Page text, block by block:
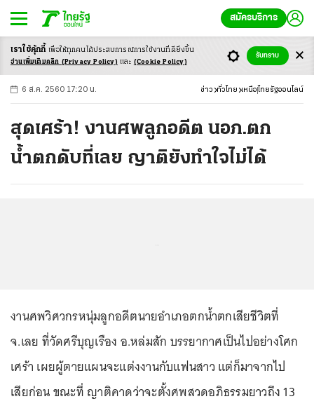
สมัครบริการ
-ก ก ก+
6 ส.ค. 2560 17:20 น. ข่าว ทั่วไทย เหนือ ไทยรัฐออนไลน์
สุดเศร้า! งานศพลูกอดีต นอภ.ตก
น้ำตกดับที่เลย ญาติยังทำใจไม่ได้
งานศพวิศวกรหนุ่มลูกอดีตนายอำเภอตกน้ำตกเสียชีวิตที่
จ.เลย ที่วัดศรีบุญเรือง อ.หล่มสัก บรรยากาศเป็นไปอย่างโศก
เศร้า เผยผู้ตายแผนจะแต่งงานกับแฟนสาว แต่ก็มาจากไป
เสียก่อน ขณะที่ ญาติคาดว่าจะตั้งศพสวดอภิธรรมยาวถึง 13
เราใช้คุ้กกี้ เพื่อให้ทุกคนได้ประสบการณ์การใช้งานที่ดียิ่งขึ้น
อ่านเพิ่มเติมคลิก (Privacy Policy) และ (Cookie Policy)
รับทราบ